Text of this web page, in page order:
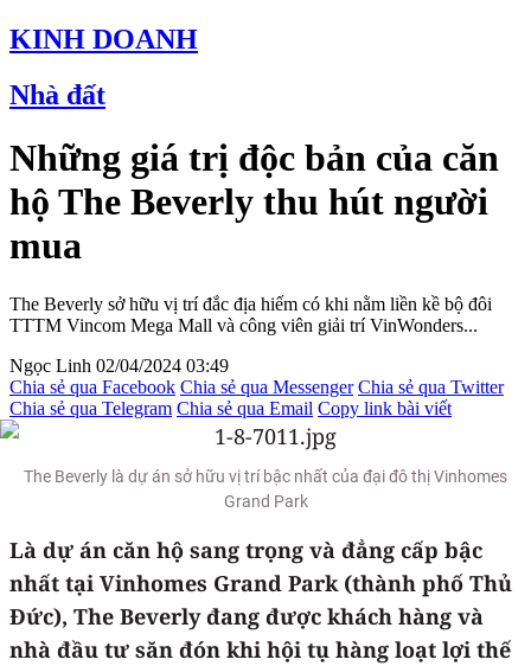
KINH DOANH
Nhà đất
Những giá trị độc bản của căn
hộ The Beverly thu hút người
mua
The Beverly sở hữu vị trí đắc địa hiếm có khi nằm liền kề bộ đôi
TTTM Vincom Mega Mall và công viên giải trí VinWonders...
Ngọc Linh 02/04/2024 03:49
Chia sẻ qua Facebook Chia sẻ qua Messenger Chia sẻ qua Twitter
Chia sẻ qua Telegram Chia sẻ qua Email Copy link bài viết
The Beverly là dự án sở hữu vị trí bậc nhất của đại đô thị Vinhomes
Grand Park
Là dự án căn hộ sang trọng và đẳng cấp bậc
nhất tại Vinhomes Grand Park (thành phố Thủ
Đức), The Beverly đang được khách hàng và
nhà đầu tư săn đón khi hội tụ hàng loạt lợi thế